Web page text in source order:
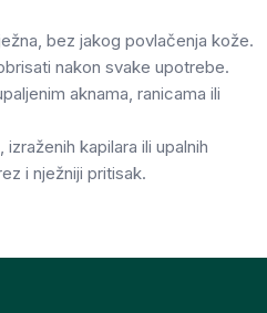
bez jakog povlačenja kože.
nakon svake upotrebe.
aknama, ranicama ili
kapilara ili upalnih
i nježniji pritisak.